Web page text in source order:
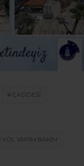
CADDESI
YOL YAPIM BAKIM